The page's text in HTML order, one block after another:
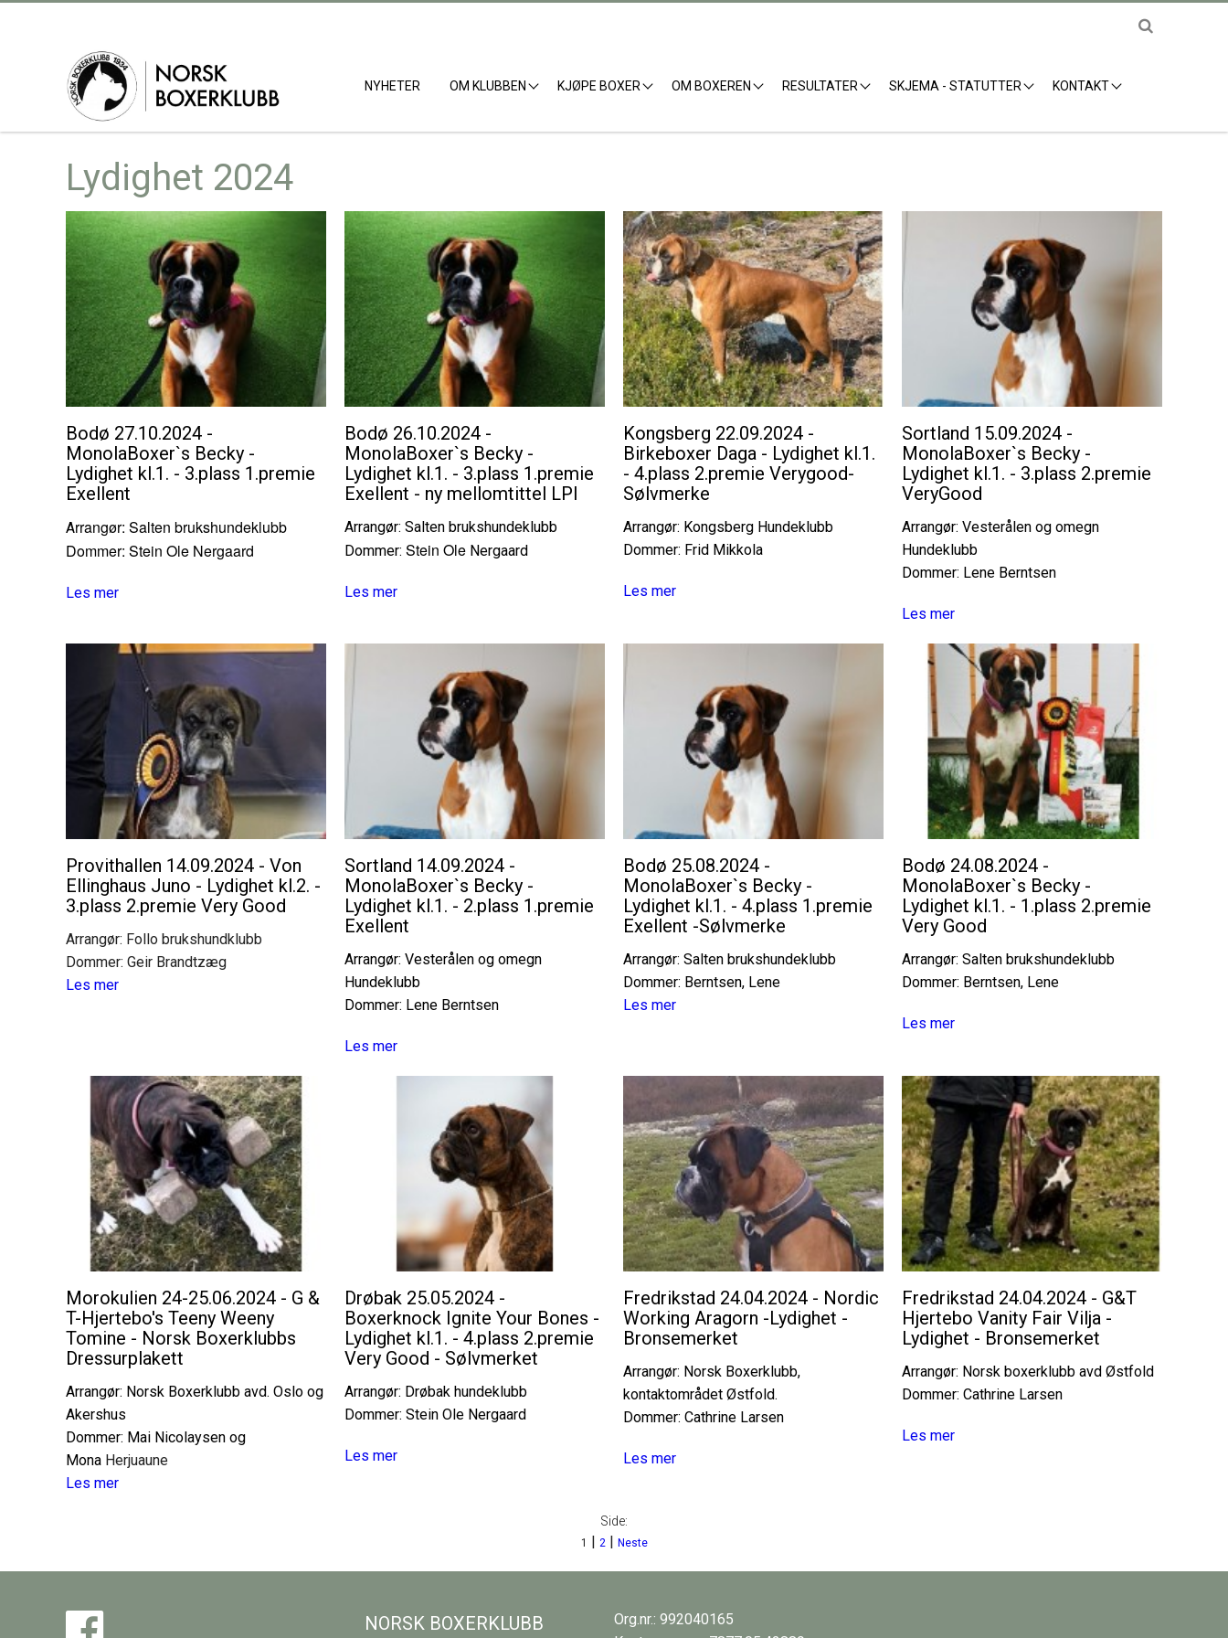
NYHETER OM KLUBBEN KJØPE BOXER OM BOXEREN RESULTATER SKJEMA - STATUTTER KONTAKT
Lydighet 2024
Bodø 27.10.2024 -
MonolaBoxer`s Becky -
Lydighet kl.1. - 3.plass 1.premie
Exellent
Arrangør: Salten brukshundeklubb
Dommer: Stein Ole Nergaard
Les mer
Bodø 26.10.2024 -
MonolaBoxer`s Becky -
Lydighet kl.1. - 3.plass 1.premie
Exellent - ny mellomtittel LPI
Arrangør: Salten brukshundeklubb
Dommer: Stein Ole Nergaard
Les mer
Kongsberg 22.09.2024 -
Birkeboxer Daga - Lydighet kl.1.
- 4.plass 2.premie Verygood-
Sølvmerke
Arrangør: Kongsberg Hundeklubb
Dommer: Frid Mikkola
Les mer
Sortland 15.09.2024 -
MonolaBoxer`s Becky -
Lydighet kl.1. - 3.plass 2.premie
VeryGood
Arrangør: Vesterålen og omegn
Hundeklubb
Dommer: Lene Berntsen
Les mer
Provithallen 14.09.2024 - Von
Ellinghaus Juno - Lydighet kl.2. -
3.plass 2.premie Very Good
Arrangør: Follo brukshundklubb
Dommer: Geir Brandtzæg
Les mer
Sortland 14.09.2024 -
MonolaBoxer`s Becky -
Lydighet kl.1. - 2.plass 1.premie
Exellent
Arrangør: Vesterålen og omegn
Hundeklubb
Dommer: Lene Berntsen
Les mer
Bodø 25.08.2024 -
MonolaBoxer`s Becky -
Lydighet kl.1. - 4.plass 1.premie
Exellent -Sølvmerke
Arrangør: Salten brukshundeklubb
Dommer: Berntsen, Lene
Les mer
Bodø 24.08.2024 -
MonolaBoxer`s Becky -
Lydighet kl.1. - 1.plass 2.premie
Very Good
Arrangør: Salten brukshundeklubb
Dommer: Berntsen, Lene
Les mer
Morokulien 24-25.06.2024 - G &
T-Hjertebo's Teeny Weeny
Tomine - Norsk Boxerklubbs
Dressurplakett
Arrangør: Norsk Boxerklubb avd. Oslo og
Akershus
Dommer: Mai Nicolaysen og
Mona Herjuaune
Les mer
Drøbak 25.05.2024 -
Boxerknock Ignite Your Bones -
Lydighet kl.1. - 4.plass 2.premie
Very Good - Sølvmerket
Arrangør: Drøbak hundeklubb
Dommer: Stein Ole Nergaard
Les mer
Fredrikstad 24.04.2024 - Nordic
Working Aragorn -Lydighet -
Bronsemerket
Arrangør: Norsk Boxerklubb,
kontaktområdet Østfold.
Dommer: Cathrine Larsen
Les mer
Fredrikstad 24.04.2024 - G&T
Hjertebo Vanity Fair Vilja -
Lydighet - Bronsemerket
Arrangør: Norsk boxerklubb avd Østfold
Dommer: Cathrine Larsen
Les mer
Side:
1 | 2| Neste
NORSK BOXERKLUBB
Org.nr.: 992040165